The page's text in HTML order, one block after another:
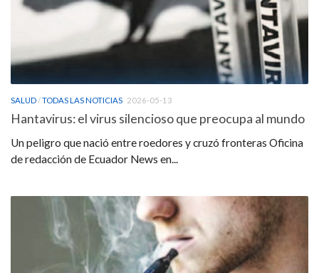
SALUD /TODAS LAS NOTICIAS 2026-05-13
Hantavirus: el virus silencioso que preocupa al mundo
Un peligro que nació entre roedores y cruzó fronteras Oficina
de redacción de Ecuador News en...